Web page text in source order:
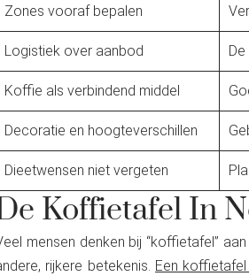
Zones vooraf bepalen
Logistiek over aanbod
Koffie als verbindend middel
Decoratie en hoogteverschillen
Dieetwensen niet vergeten
Koffietafel In
mensen denken bij “koffietafel”
rijkere betekenis. Een